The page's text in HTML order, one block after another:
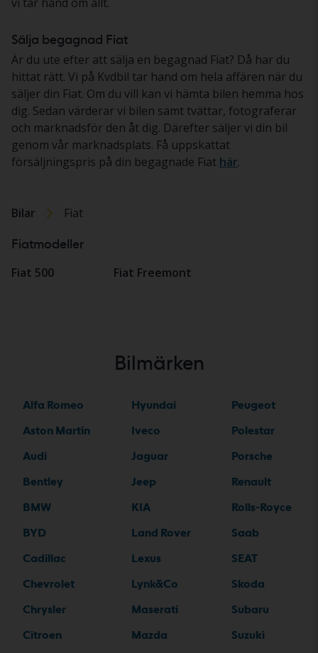
Sälja begagnad Fiat
Är du ute efter att sälja en begagnad Fiat? Då har du
hittat rätt. Vi på Kvdbil tar hand om hela affären när du
säljer din Fiat. Om du vill kan vi hämta bilen hemma hos
dig. Sedan värderar vi bilen samt tvättar, fotograferar
och marknadsför den åt dig. Därefter säljer vi din bil
genom vår marknadsplats. Få uppskattat
försäljningspris på din begagnade Fiat här.
Bilar Fiat
Fiatmodeller
Fiat 500 Fiat Freemont
Bilmärken
Alfa Romeo
Aston Martin
Audi
Bentley
BMW
BYD
Cadillac
Chevrolet
Chrysler
Citroen
Hyundai
Iveco
Jaguar
Jeep
KIA
Land Rover
Lexus
Lynk&Co
Maserati
Mazda
Peugeot
Polestar
Porsche
Renault
Rolls-Royce
Saab
SEAT
Skoda
Subaru
Suzuki